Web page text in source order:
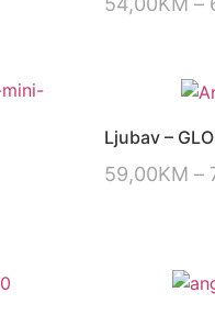
Ljubav –
59,00KM –